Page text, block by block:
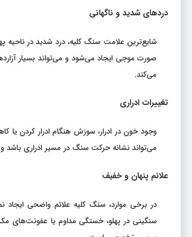
دردهای شدید و ناگهانی
شایع‌ترین علامت سنگ کلیه، درد شدید در ناحیه
‌صورت موجی ایجاد می‌شود و می‌تواند بسیار
می‌کند.
تغییرات ادراری
وجود خون در ادرار، سوزش هنگام ادرار کردن یا
می‌تواند نشانه حرکت سنگ در مسیر ادراری باشد و
علائم پنهان و خفیف
در برخی موارد، سنگ کلیه علائم واضحی
سنگینی در پهلو، خستگی مداوم یا عفونت‌های